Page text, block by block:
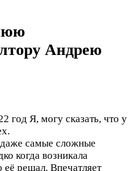
Андрею
год Я, могу сказать, что у
самые сложные
когда возникала
решал. Впечатляет